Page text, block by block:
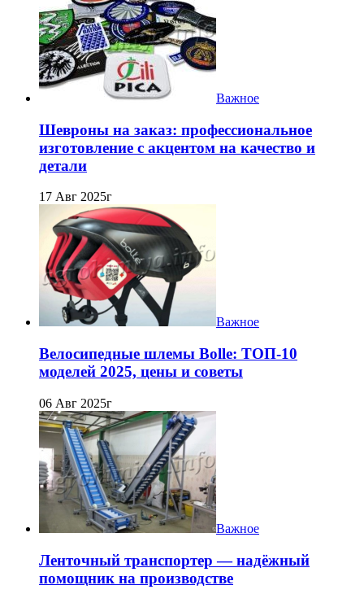
Важное
Шевроны на заказ: профессиональное
изготовление с акцентом на качество и
детали
17 Авг 2025г
Важное
Велосипедные шлемы Bolle: ТОП-10
моделей 2025, цены и советы
06 Авг 2025г
Важное
Ленточный транспортер — надёжный
помощник на производстве